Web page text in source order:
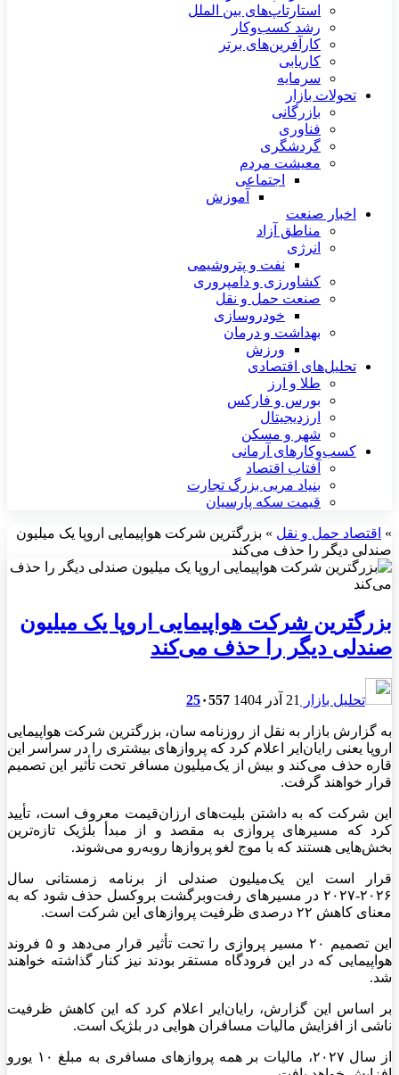
استارتاپ‌های بین الملل
رشد کسب‌وکار
کارآفرین‌های برتر
کاریابی
سرمایه
تحولات بازار
بازرگانی
فناوری
گردشگری
معیشت مردم
اجتماعی
آموزش
اخبار صنعت
مناطق آزاد
انرژی
نفت و پتروشیمی
کشاورزی و دامپروری
صنعت حمل و نقل
خودروسازی
بهداشت و درمان
ورزش
تحلیل‌های اقتصادی
طلا و ارز
بورس و فارکس
ارزدیجیتال
شهر و مسکن
کسب‌وکارهای آرمانی
آفتاب اقتصاد
بنیاد مربی بزرگ تجارت
قیمت سکه پارسیان
» اقتصاد حمل و نقل » بزرگترین شرکت هواپیمایی اروپا یک میلیون
صندلی دیگر را حذف می‌کند
بزرگترین شرکت هواپیمایی اروپا یک میلیون
صندلی دیگر را حذف می‌کند
تحلیل بازار 21 آذر 1404 25۰557
به گزارش بازار به نقل از روزنامه سان، بزرگترین شرکت هواپیمایی
اروپا یعنی رایان‌ایر اعلام کرد که پروازهای بیشتری را در سراسر این
قاره حذف می‌کند و بیش از یک‌میلیون مسافر تحت تأثیر این تصمیم
قرار خواهند گرفت.
این شرکت که به داشتن بلیت‌های ارزان‌قیمت معروف است، تأیید
کرد که مسیرهای پروازی به مقصد و از مبدأ بلژیک تازه‌ترین
بخش‌هایی هستند که با موج لغو پروازها روبه‌رو می‌شوند.
قرار است این یک‌میلیون صندلی از برنامه زمستانی سال
۲۰۲۶-۲۰۲۷ در مسیرهای رفت‌وبرگشت بروکسل حذف شود که به
معنای کاهش ۲۲ درصدی ظرفیت پروازهای این شرکت است.
این تصمیم ۲۰ مسیر پروازی را تحت تأثیر قرار می‌دهد و ۵ فروند
هواپیمایی که در این فرودگاه مستقر بودند نیز کنار گذاشته خواهند
شد.
بر اساس این گزارش، رایان‌ایر اعلام کرد که این کاهش‌ ظرفیت
ناشی از افزایش مالیات مسافران هوایی در بلژیک است.
از سال ۲۰۲۷، مالیات بر همه پروازهای مسافری به مبلغ ۱۰ یورو